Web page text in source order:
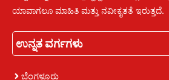
ಯಾವಾಗಲೂ ಮಾಹಿತಿ ಮತ್ತು ನವೀಕೃತತೆ ಇರುತ್ತದೆ.
ಉನ್ನತ ವರ್ಗಗಳು
ಬೆಂಗಳೂರು